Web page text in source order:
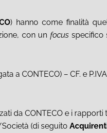
) hanno come finalità
con un focus specifico
a CONTECO) – CF. e
da CONTECO e i rapporti
(di seguito